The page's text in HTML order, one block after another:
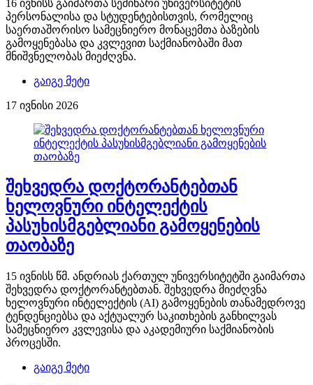
16 ივნისს გაიმართა სემინარი უნივერსიტეტის
პერსონალისა და სტუდენტებისთვის, რომელიც
საერთაშორისო სამეცნიერო მონაცემთა ბაზების
გამოყენებასა და კვლევით საქმიანობაში მათ
მნიშვნელობას მიეძღვნა.
გაიგე მეტი
17 ივნისი 2026
შეხვედრა დოქტორანტებთან
ხელოვნური ინტელექტის
პასუხისმგებლიანი გამოყენების
თაობაზე
15 ივნისს წმ. ანდრიას ქართულ უნივერსიტეტში გაიმართა
შეხვედრა დოქტორანტებთან. შეხვედრა მიეძღვნა
ხელოვნური ინტელექტის (AI) გამოყენების თანამედროვე
ტენდენციებსა და აქტუალურ საკითხების განხილვას
სამეცნიერო კვლევისა და აკადემიური საქმიანობის
პროცესში.
გაიგე მეტი